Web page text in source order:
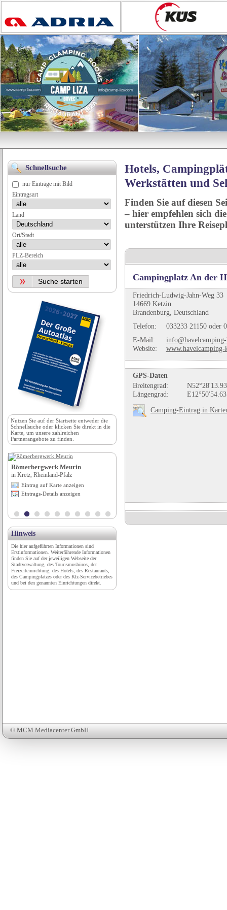
Hotels,
Werkstätten und
Finden Sie auf diesen
– hier empfehlen sich
unterstützen Ihre
Campingplatz An der
Friedrich-Ludwig-Jahn-Weg 33
14669 Ketzin
Brandenburg, Deutschland
Telefon:
033233 21150 oder
E-Mail:
Website:
www.havelcamping-
GPS-Daten
Breitengrad:
N52°28'13.93
Längengrad:
E12°50'54.63
Camping-Eintrag in
© MCM Mediacenter GmbH
Schnellsuche
nur Einträge mit Bild
Eintragsart
Land
Ort/Stadt
PLZ-Bereich
Nutzen Sie auf der Startseite entweder die
Schnellsuche oder klicken Sie direkt in die
Karte, um unsere zahlreichen
Partnerangebote zu finden.
Römerbergwerk Meurin
in Kretz, Rheinland-Pfalz
Eintrag auf Karte anzeigen
Eintrags-Details anzeigen
Hinweis
Die hier aufgeführten Informationen sind
Erstinformationen. Weiterführende Informationen
finden Sie auf der jeweiligen Webseite der
Stadtverwaltung, des Tourismusbüros, der
Freizeiteinrichtung, des Hotels, des Restaurants,
des Campingplatzes oder des Kfz-Servicebetriebes
und bei den genannten Einrichtungen direkt.